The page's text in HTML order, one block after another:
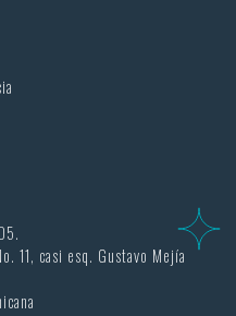
11, casi esq. Gustavo Mejía